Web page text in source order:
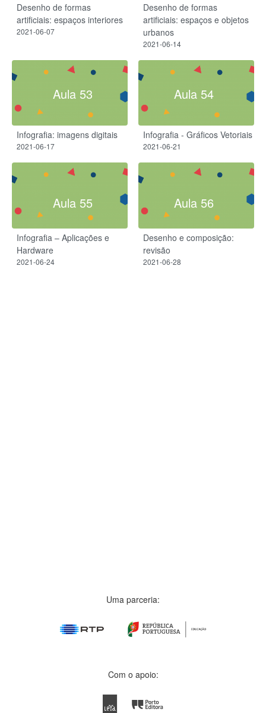
Desenho de formas
artificiais: espaços interiores
2021-06-07
Desenho de formas
artificiais: espaços e objetos
urbanos
2021-06-14
Aula 53
Infografia: imagens digitais
2021-06-17
Aula 54
Infografia - Gráficos Vetoriais
2021-06-21
Aula 55
Infografia – Aplicações e
Hardware
2021-06-24
Aula 56
Desenho e composição:
revisão
2021-06-28
Uma parceria:
Com o apoio: